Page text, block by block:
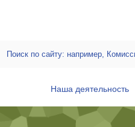
Наша деятельность